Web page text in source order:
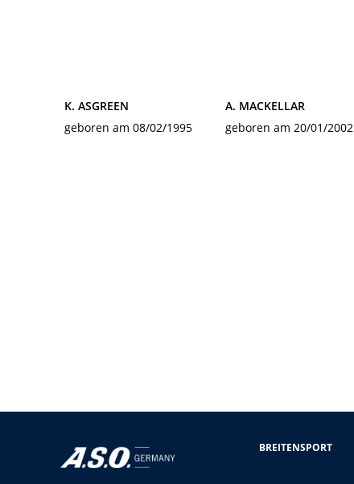
K. ASGREEN
geboren am 08/02/1995
A. MACKELLAR
geboren am 20/01/2002
BREITENSPORT